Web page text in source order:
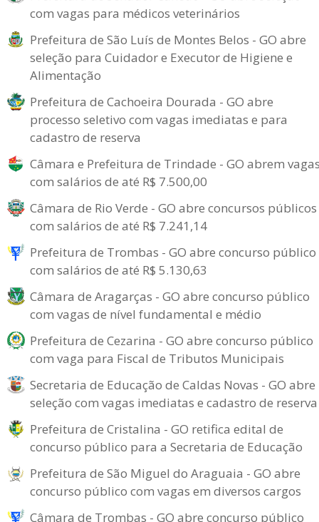
com vagas para médicos veterinários
Prefeitura de São Luís de Montes Belos - GO abre
seleção para Cuidador e Executor de Higiene e
Alimentação
Prefeitura de Cachoeira Dourada - GO abre
processo seletivo com vagas imediatas e para
cadastro de reserva
Câmara e Prefeitura de Trindade - GO abrem
com salários de até R$ 7.500,00
Câmara de Rio Verde - GO abre concursos públicos
com salários de até R$ 7.241,14
Prefeitura de Trombas - GO abre concurso público
com salários de até R$ 5.130,63
Câmara de Aragarças - GO abre concurso público
com vagas de nível fundamental e médio
Prefeitura de Cezarina - GO abre concurso público
com vaga para Fiscal de Tributos Municipais
Secretaria de Educação de Caldas Novas - GO abre
seleção com vagas imediatas e cadastro de reserva
Prefeitura de Cristalina - GO retifica edital de
concurso público para a Secretaria de Educação
Prefeitura de São Miguel do Araguaia - GO abre
concurso público com vagas em diversos cargos
Câmara de Trombas - GO abre concurso público